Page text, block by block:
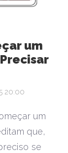
um
20:00
um
que,
se